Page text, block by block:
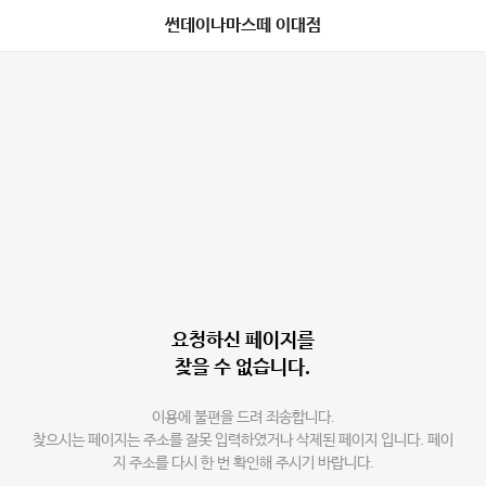
썬데이나마스떼 이대점
요청하신 페이지를
찾을 수 없습니다.
이용에 불편을 드려 죄송합니다.
찾으시는 페이지는 주소를 잘못 입력하였거나 삭제된 페이지 입니다. 페이
지 주소를 다시 한 번 확인해 주시기 바랍니다.